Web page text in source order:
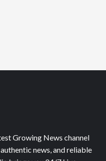
Growing News channel
news, and reliable